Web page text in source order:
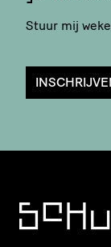
Stuur mij